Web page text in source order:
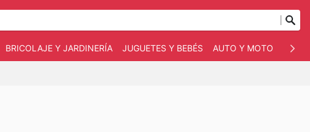
BRICOLAJE Y JARDINERÍA JUGUETES Y BEBÉS AUTO Y MOTO